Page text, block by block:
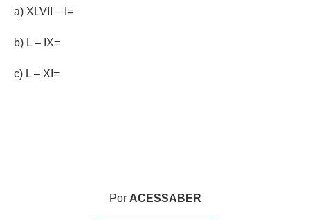
a) XLVII – I=
b) L – IX=
c) L – XI=
Por ACESSABER